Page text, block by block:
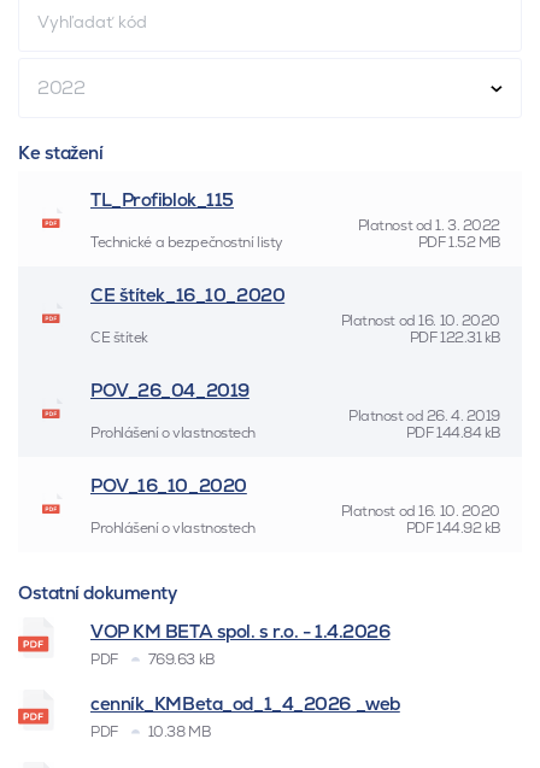
2022
Ke stažení
TL_Profiblok_115
Platnost od1. 3. 2022
Technické a bezpečnostní listy
PDF1.52 MB
CE štítek_16_10_2020
Platnost od16. 10. 2020
CE štítek
PDF122.31 kB
POV_26_04_2019
Platnost od26. 4. 2019
Prohlášení o vlastnostech
PDF144.84 kB
POV_16_10_2020
Platnost od16. 10. 2020
Prohlášení o vlastnostech
PDF144.92 kB
Ostatní dokumenty
VOP KM BETA spol. s r.o. - 1.4.2026
PDF 769.63 kB
cenník_KMBeta_od_1_4_2026 _web
PDF 10.38 MB